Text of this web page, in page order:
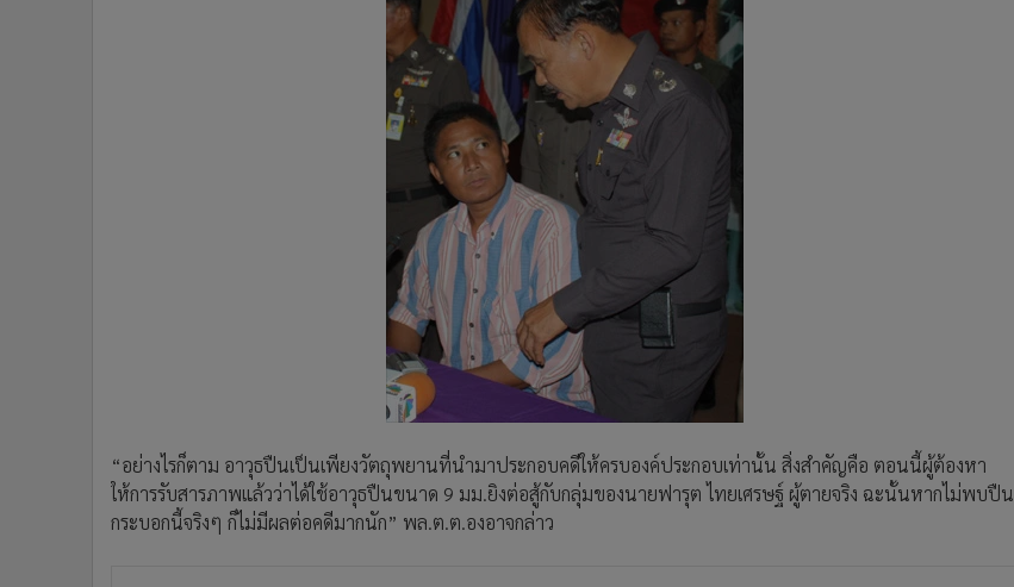
“อย่างไรก็ตาม อาวุธปืนเป็นเพียงวัตถุพยานที่นำมาประกอบคดีให้ครบองค์ประกอบเท่านั้น สิ่งสำคัญคือ ตอนนี้ผู้ต้องหา
ให้การรับสารภาพแล้วว่าได้ใช้อาวุธปืนขนาด 9 มม.ยิงต่อสู้กับกลุ่มของนายฟารุต ไทยเศรษฐ์ ผู้ตายจริง ฉะนั้นหากไม่พบปืน
กระบอกนี้จริงๆ ก็ไม่มีผลต่อคดีมากนัก” พล.ต.ต.องอาจกล่าว